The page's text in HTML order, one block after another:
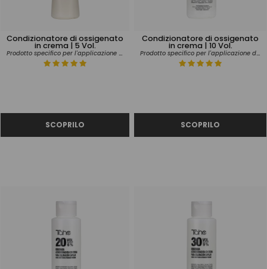
Condizionatore di ossigenato
in crema | 5 Vol.
Prodotto specifico per l'applicazione del tinrito
Condizionatore di ossigenato
in crema | 10 Vol.
Prodotto specifico per l'applicazione del tinrito